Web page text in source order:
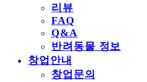
리뷰
FAQ
Q&A
반려동물 정보
창업안내
창업문의